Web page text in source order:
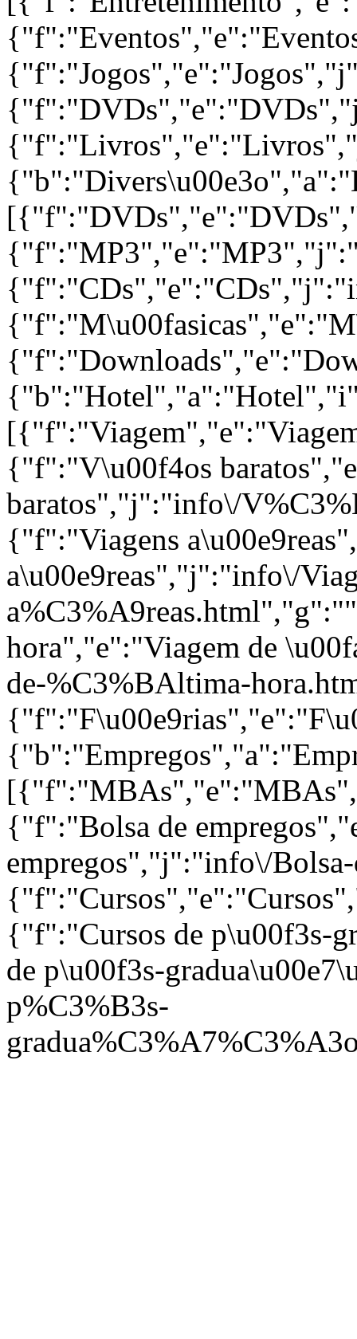
{"f":"V\u00f4os
baratos","j":"info\/
{"f":"Viagens
a\u00e9reas","j":"info\/
hora","e":"Viagem de
de-%C3%BAltima-
{"f":"Bolsa de
empregos","j":"info\/
{"f":"Cursos de p\u00f3s-
de p\u00f3s-
p%C3%B3s-